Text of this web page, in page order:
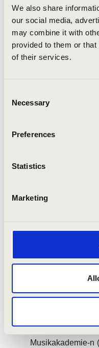
We also share
our social media,
may combine it with
provided to them or
of their services.
Selection
Necessary
Preferences
Statistics
Marketing
2022. 09.:G20
zongoraverseny
2018. 05.:
Saint-Saëns:
2017. 09.:
2025. 07.:
2025. 03.:
CD-
Verbrugghen
Mesterkurzusok és
2026. 05.
Marc-André
Musikakademie-n